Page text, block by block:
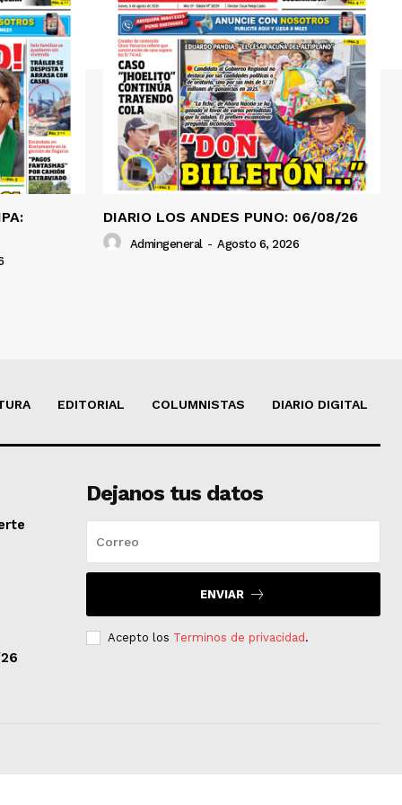
DIARIO LOS ANDES PUNO: 06/08/26
Admingeneral - Agosto 6, 2026
EDITORIAL COLUMNISTAS DIARIO DIGITAL
Dejanos tus datos
ENVIAR
Acepto los Terminos de privacidad .